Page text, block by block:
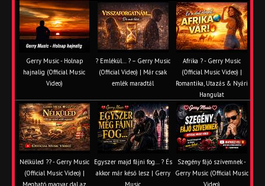
Gerry Music - Holnap
hajnalig (Official Music
Video)
? Emlékül… ? – Gerry Music
(Official Video) | Már csak
emlék maradtál
Afrika ? - Gerry Music
(Official Music Video) |
Romantika, Utazás & Nyári
Hangulat
Nélküled ?? - Gerry Music
(Official Music Video) |
Megható magyar dal az
Egyszer majd fájni fog… ? És
akkor már késő lesz | Gerry
Music
Szegény fájó szívemnek -
Gerry Music (Official Music
Video)